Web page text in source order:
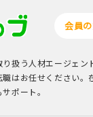
会員
扱う人材エージェン
はお任せください。
ポート。